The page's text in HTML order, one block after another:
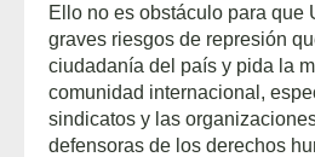
Ello no es obstáculo para que
graves riesgos de represión
ciudadanía del país y pida la
comunidad internacional,
sindicatos y las
defensoras de los derechos